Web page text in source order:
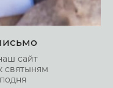
сайт
святыням